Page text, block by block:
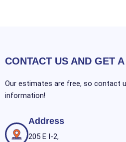
CONTACT US AND GET
Our estimates are free, so contact
information!
Address
205 E I-2,